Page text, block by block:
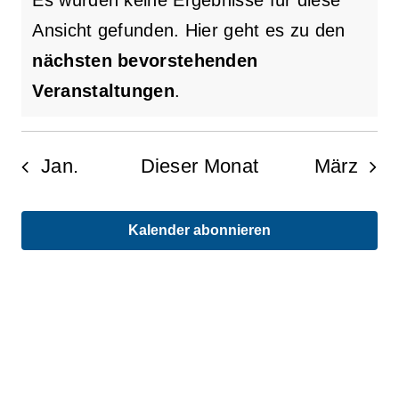
Hinweis
Ansicht gefunden. Hier geht es zu den
nächsten bevorstehenden
Veranstaltungen.
Jan. Dieser Monat März
Kalender abonnieren